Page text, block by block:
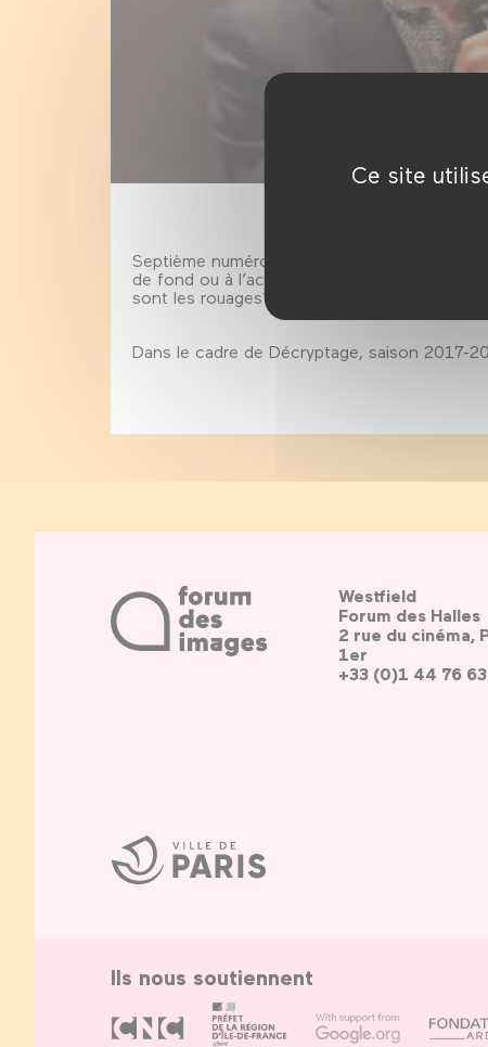
Ce site
Septième numéro de ce rendez-vous
de fond ou à l’actualité. Décryptage
sont les rouages? Comment travailler
Dans le cadre de Décryptage, saison 2017-
Ville
de
Paris
Westfield
Forum des Halles
2 rue du cinéma,
1er
+33 (0)1 44 76
Ils nous soutiennent